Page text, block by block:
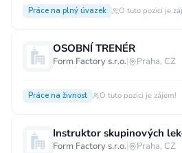
Práce na plný úvazek O tuto pozici je
OSOBNÍ TRENÉR
Form Factory s.r.o.| Praha, CZ
Práce na živnost O tuto pozici je zájem!
Instruktor skupinových
Form Factory s.r.o.| Praha, CZ
Vzdělání není podstatné
Středoškolské nebo odborné
Vysokoškolské / universitní